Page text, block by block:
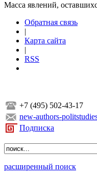
Масса явлений,
Обратная связь
|
Карта сайта
|
RSS
+7 (495) 502-43-17
new-authors-
Подписка
расширенный поиск